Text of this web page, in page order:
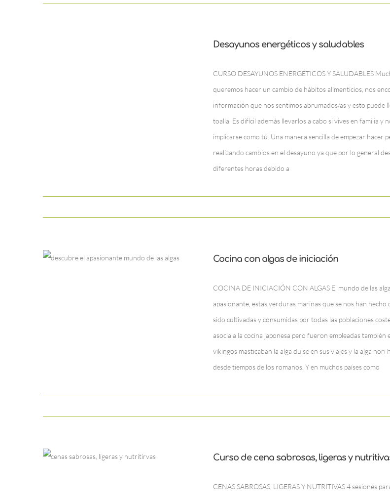
Desayunos energéticos y saludables
CURSO DESAYUNOS ENERGÉTICOS Y SALUDABLES
queremos hacer un cambio de hábitos alimenticios, nos
información que nos sentimos abrumados/as y esto puede
toalla. Es difícil además llevarlos a cabo si vives en familia y
implicarse como tú. Una manera sencilla de empezar hacer
realizando cambios en el desayuno ya que por lo general
diferentes horas debido a
Cocina con algas de iniciación
COCINA DE INICIACIÓN CON ALGAS El mundo de las
apasionante, estas verduras marinas que se nos han hecho
sido cultivadas y consumidas por todas las poblaciones
asocia a la cocina japonesa pero fueron empleadas también
vikingos masticaban la alga dulse en sus viajes y la alga nori
desde tiempos de los romanos. Y en muchos países como
Curso de cena sabrosas, ligeras y
CENAS SABROSAS, LIGERAS Y NUTRITIVAS 4 sesiones